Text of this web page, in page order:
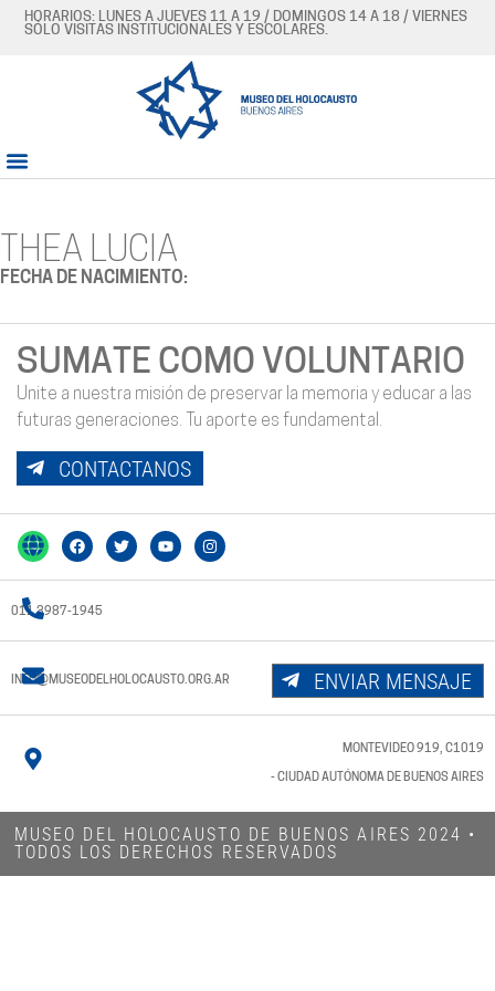
HORARIOS: LUNES A JUEVES 11 A 19 / DOMINGOS 14 A 18 / VIERNES
SÓLO VISITAS INSTITUCIONALES Y ESCOLARES.
THEA LUCIA
FECHA DE NACIMIENTO:
SUMATE COMO VOLUNTARIO
Unite a nuestra misión de preservar la memoria y educar a las
futuras generaciones. Tu aporte es fundamental.
CONTACTANOS
011 3987-1945
INFO@MUSEODELHOLOCAUSTO.ORG.AR ENVIAR MENSAJE
MONTEVIDEO 919, C1019
- CIUDAD AUTÓNOMA DE BUENOS AIRES
MUSEO DEL HOLOCAUSTO DE BUENOS AIRES 2024​ •
TODOS LOS DERECHOS RESERVADOS